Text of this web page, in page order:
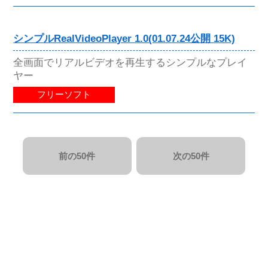
シンプルRealVideoPlayer 1.0(01.07.24公開 15K)
全画面でリアルビデオを再生するシンプルなプレイ
ヤー
フリーソフト
前の50件 次の50件